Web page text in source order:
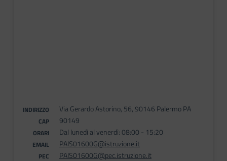
INDIRIZZO Via Gerardo Astorino, 56, 90146 Palermo PA
CAP 90149
ORARI Dal lunedì al venerdì: 08:00 - 15:20
EMAIL PAIS01600G@istruzione.it
PEC PAIS01600G@pec.istruzione.it